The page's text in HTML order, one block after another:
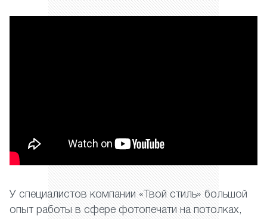
У специалистов компании «Твой стиль» большой
опыт работы в сфере фотопечати на потолках,